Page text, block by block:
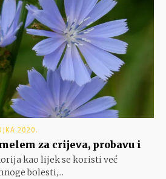
2020.
za crijeva, probavu i
kao lijek se koristi već
bolesti,...